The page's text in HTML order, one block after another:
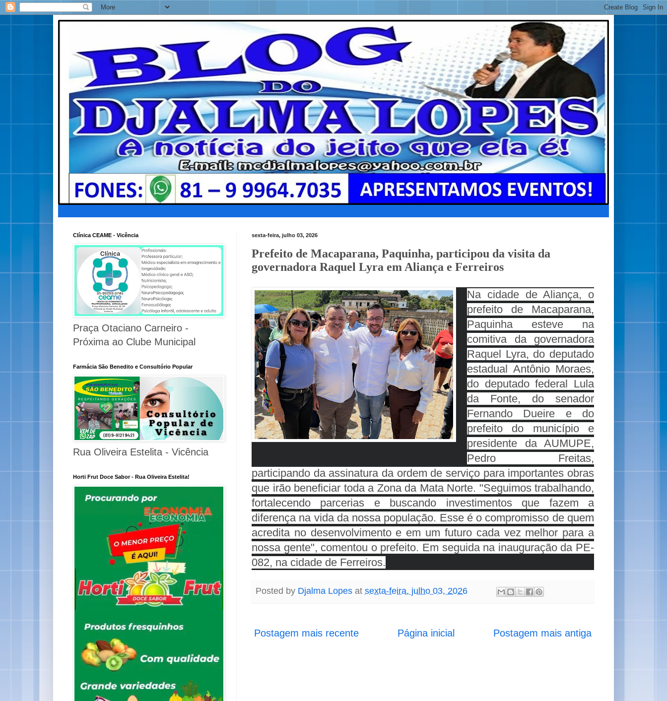
sexta-feira, julho 03, 2026
Prefeito de Macaparana, Paquinha, participou da visita da
governadora Raquel Lyra em Aliança e Ferreiros
Na cidade de Aliança, o
prefeito de Macaparana,
Paquinha esteve na
comitiva da governadora
Raquel Lyra, do deputado
estadual Antônio Moraes,
do deputado federal Lula
da Fonte, do senador
Fernando Dueire e do
prefeito do município e
presidente da AUMUPE,
Pedro Freitas,
participando da assinatura da ordem de serviço para importantes obras
que irão beneficiar toda a Zona da Mata Norte. "Seguimos trabalhando,
fortalecendo parcerias e buscando investimentos que fazem a
diferença na vida da nossa população. Esse é o compromisso de quem
acredita no desenvolvimento e em um futuro cada vez melhor para a
nossa gente", comentou o prefeito. Em seguida na inauguração da PE-
082, na cidade de Ferreiros.
Posted by Djalma Lopes at sexta-feira, julho 03, 2026
Postagem mais recente Postagem mais antiga
Página inicial
Clínica CEAME - Vicência
Praça Otaciano Carneiro -
Próxima ao Clube Municipal
Farmácia São Benedito e Consultório Popular
Rua Oliveira Estelita - Vicência
Horti Frut Doce Sabor - Rua Oliveira Estelita!